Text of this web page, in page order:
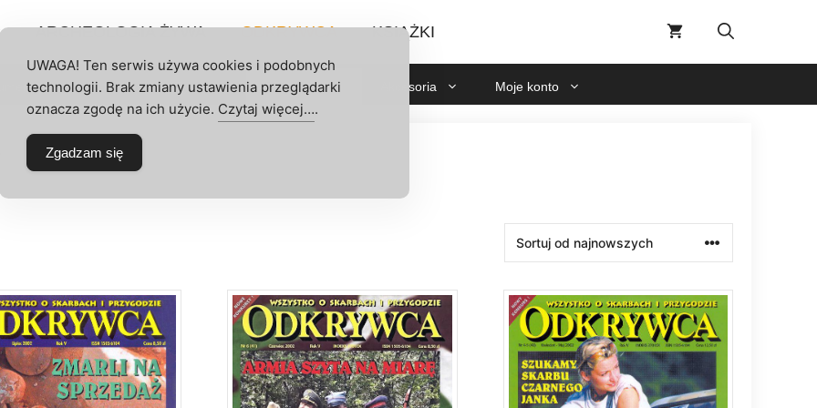
ARCHEOLOGIA ŻYWA ODKRYWCA KSIĄŻKI
Archeologia Żywa Odkrywca Akcesoria Moje konto
UWAGA! Ten serwis używa cookies i podobnych
technologii. Brak zmiany ustawienia przeglądarki
oznacza zgodę na ich użycie. Czytaj więcej….
Zgadzam się